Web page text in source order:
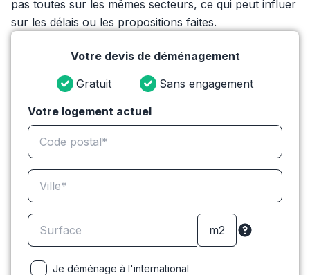
pas toutes sur les mêmes secteurs, ce qui peut influer
sur les délais ou les propositions faites.
Votre devis de déménagement
Gratuit
Sans engagement
Votre logement actuel
Je déménage à l'international